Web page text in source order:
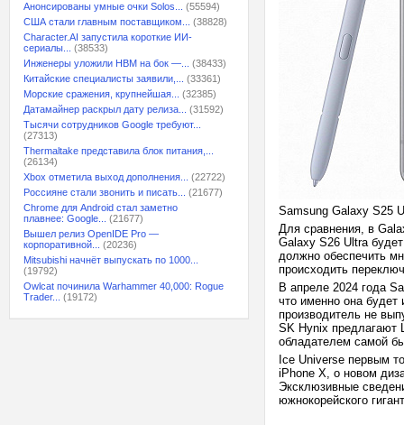
Анонсированы умные очки Solos...
(55594)
США стали главным поставщиком...
(38828)
Character.AI запустила короткие ИИ-
сериалы...
(38533)
Инженеры уложили HBM на бок —...
(38433)
Китайские специалисты заявили,...
(33361)
Морские сражения, крупнейшая...
(32385)
Датамайнер раскрыл дату релиза...
(31592)
Тысячи сотрудников Google требуют...
(27313)
Thermaltake представила блок питания,...
(26134)
Xbox отметила выход дополнения...
(22722)
Россияне стали звонить и писать...
(21677)
Chrome для Android стал заметно
плавнее: Google...
(21677)
Вышел релиз OpenIDE Pro —
корпоративной...
(20236)
Mitsubishi начнёт выпускать по 1000...
(19792)
Owlcat починила Warhammer 40,000: Rogue
Trader...
(19172)
Samsung Galaxy S25
Для сравнения, в
Galaxy S26 Ultra
должно обеспечить
происходить
В апреле 2024 года
что именно она будет
производитель не
SK Hynix предлагают
обладателем самой
Ice Universe первым
iPhone X, о новом
Эксклюзивные
южнокорейского